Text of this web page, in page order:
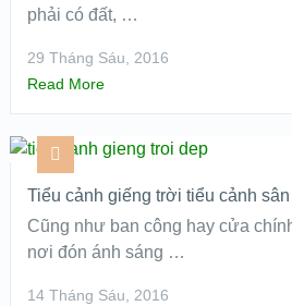
phải có đất, …
29 Tháng Sáu, 2016
Read More
Tiểu cảnh giếng trời tiểu cảnh
Cũng như ban công hay cửa
nơi đón ánh sáng …
14 Tháng Sáu, 2016